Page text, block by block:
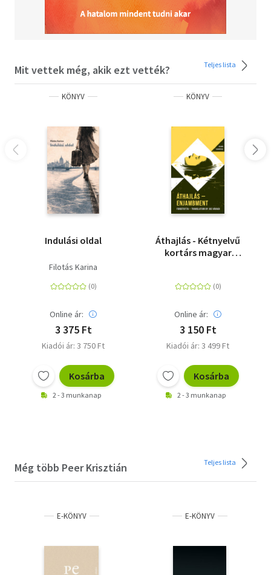
Mit vettek még, akik ezt vették? Teljes lista
KÖNYV
Indulási oldal
Filotás Karina
Online ár:
3 375 Ft
Kiadói ár: 3 750 Ft
Kosárba
2 - 3 munkanap
KÖNYV
Áthajlás - Kétnyelvű
kortárs magyar
Online ár:
3 150 Ft
Kiadói ár: 3 499 Ft
Kosárba
2 - 3 munkanap
Még több Peer Krisztián Teljes lista
E-KÖNYV E-KÖNYV